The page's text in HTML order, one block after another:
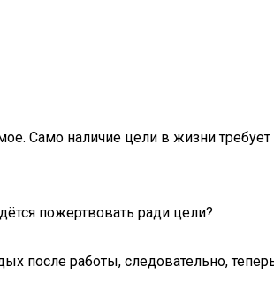
Само наличие цели в жизни
пожертвовать ради цели?
после работы, следовательно,